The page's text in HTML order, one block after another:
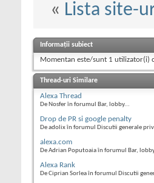
« Lista site-
Informații subiect
Momentan este/sunt 1 utilizator(i)
Thread-uri Similare
Alexa Thread
De Nosfer în forumul Bar, lobby...
Drop de PR si google penalty
De adolix în forumul Discutii generale
alexa.com
De Adrian Poputoaia în forumul Bar,
Alexa Rank
De Ciprian Sorlea în forumul Discutii